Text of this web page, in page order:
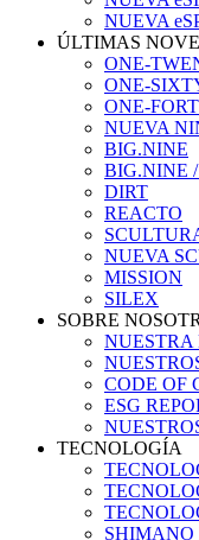
NUEVA
ÚLTIMAS
ONE-
ONE-
ONE-
NUEVA
BIG.NINE
BIG.NINE
DIRT
REACTO
NUEVA
MISSION
SILEX
SOBRE
NUESTRA
CODE OF
ESG
TECNOLOGÍA
SHIMANO